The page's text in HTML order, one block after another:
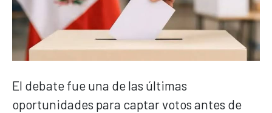
El debate fue una de las últimas
oportunidades para captar votos antes de